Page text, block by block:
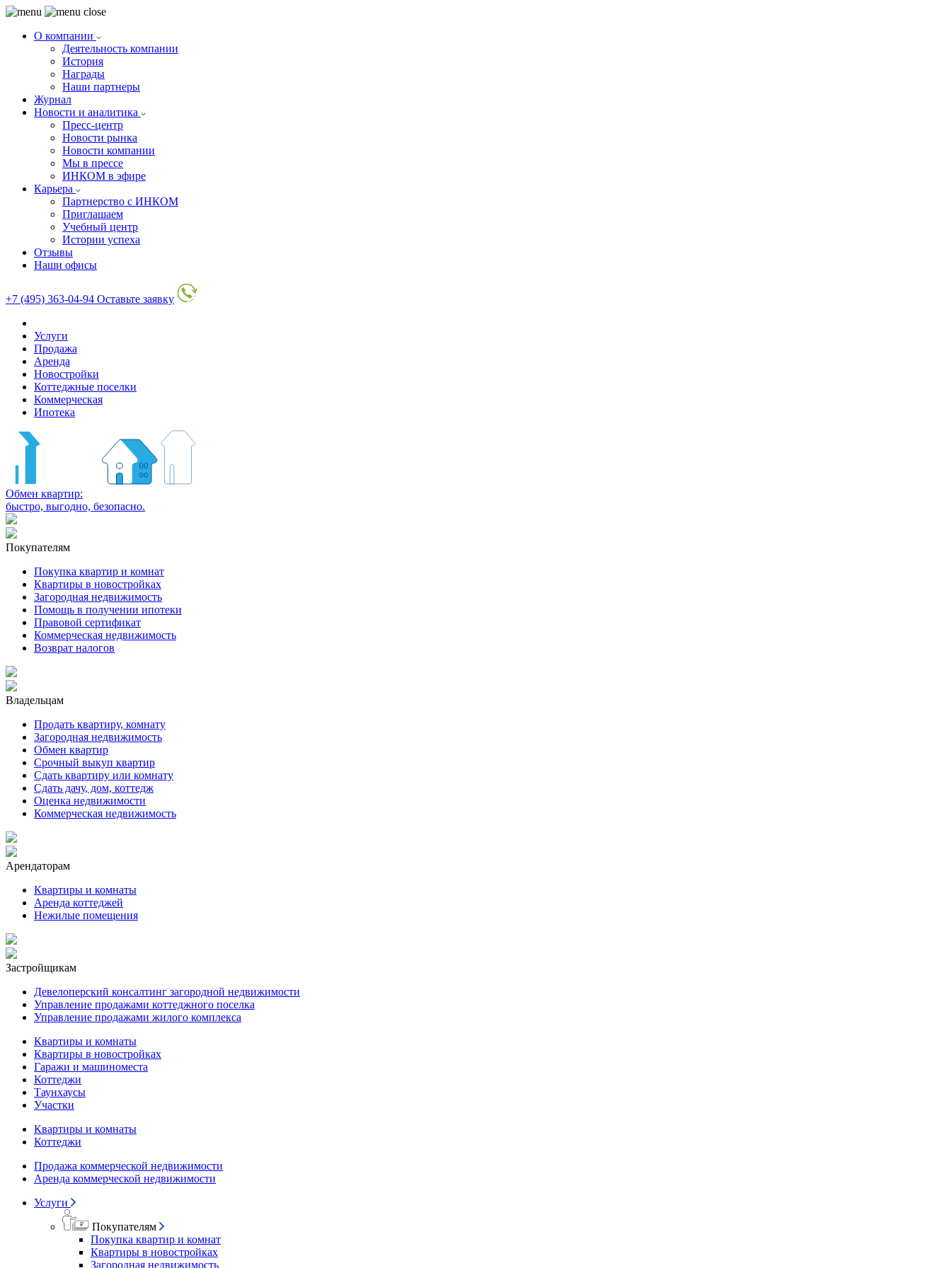
О компании
Деятельность компании
История
Награды
Наши партнеры
Журнал
Новости и аналитика
Пресс-центр
Новости рынка
Новости компании
Мы в прессе
ИНКОМ в эфире
Карьера
Партнерство с ИНКОМ
Приглашаем
Учебный центр
Истории успеха
Отзывы
Наши офисы
+7 (495) 363-04-94 Оставьте заявку
Услуги
Продажа
Аренда
Новостройки
Коттеджные поселки
Коммерческая
Ипотека
Обмен квартир:
быстро, выгодно, безопасно.
Покупателям
Покупка квартир и комнат
Квартиры в новостройках
Загородная недвижимость
Помощь в получении ипотеки
Правовой сертификат
Коммерческая недвижимость
Возврат налогов
Владельцам
Продать квартиру, комнату
Загородная недвижимость
Обмен квартир
Срочный выкуп квартир
Сдать квартиру или комнату
Сдать дачу, дом, коттедж
Оценка недвижимости
Коммерческая недвижимость
Арендаторам
Квартиры и комнаты
Аренда коттеджей
Нежилые помещения
Застройщикам
Девелоперский консалтинг загородной недвижимости
Управление продажами коттеджного поселка
Управление продажами жилого комплекса
Квартиры и комнаты
Квартиры в новостройках
Гаражи и машиноместа
Коттеджи
Таунхаусы
Участки
Квартиры и комнаты
Коттеджи
Продажа коммерческой недвижимости
Аренда коммерческой недвижимости
Услуги
Покупателям
Покупка квартир и комнат
Квартиры в новостройках
Загородная недвижимость